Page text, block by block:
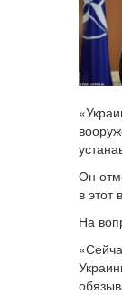
Он
в этот
На